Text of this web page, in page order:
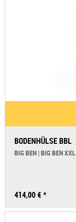
BODENHÜLSE BBL
BIG BEN | BIG BEN XXL
414,00 € *